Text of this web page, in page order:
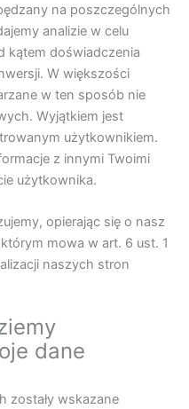
na poszczególnych
analizie w celu
kątem doświadczenia
W większości
w ten sposób nie
Wyjątkiem jest
użytkownikiem.
z innymi Twoimi
użytkownika.
opierając się o nasz
mowa w art. 6 ust. 1
naszych stron
dane
zostały wskazane